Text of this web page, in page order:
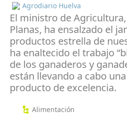
Agrodiario Huelva
El ministro de
Planas, ha ensalzado el
productos estrella de
ha enaltecido el trabajo
de los ganaderos y
están llevando a cabo
producto de excelencia.
Alimentación